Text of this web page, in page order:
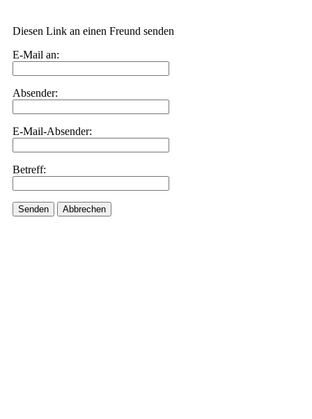
Diesen Link an einen Freund senden
E-Mail an:
Absender:
E-Mail-Absender:
Betreff:
Senden Abbrechen